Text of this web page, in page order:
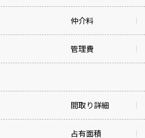
仲介料
管理費
間取り詳細
占有面積